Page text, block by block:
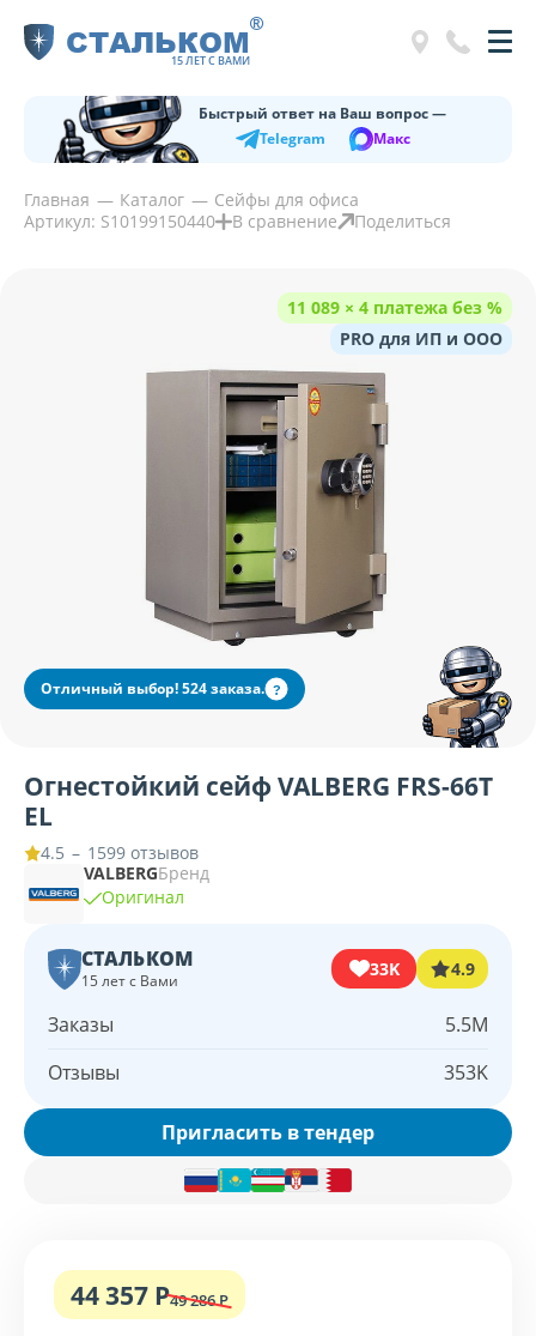
СТАЛЬКОМ
15 ЛЕТ С ВАМИ
®
Быстрый ответ на Ваш вопрос —
Telegram
Макс
Главная Каталог
Сейфы для офиса
Артикул: S10199150440
В сравнение Поделиться
11 089 × 4 платежа без %
PRO для ИП и ООО
Отличный выбор! 524 заказа. ?
Огнестойкий сейф VALBERG FRS-66T
EL
4.5 – 1599 отзывов
VALBERGБренд
Оригинал
СТАЛЬКОМ
15 лет с Вами
33K 4.9
Заказы
5.5M
Отзывы
353K
Пригласить в тендер
44 357 Р49 286 Р